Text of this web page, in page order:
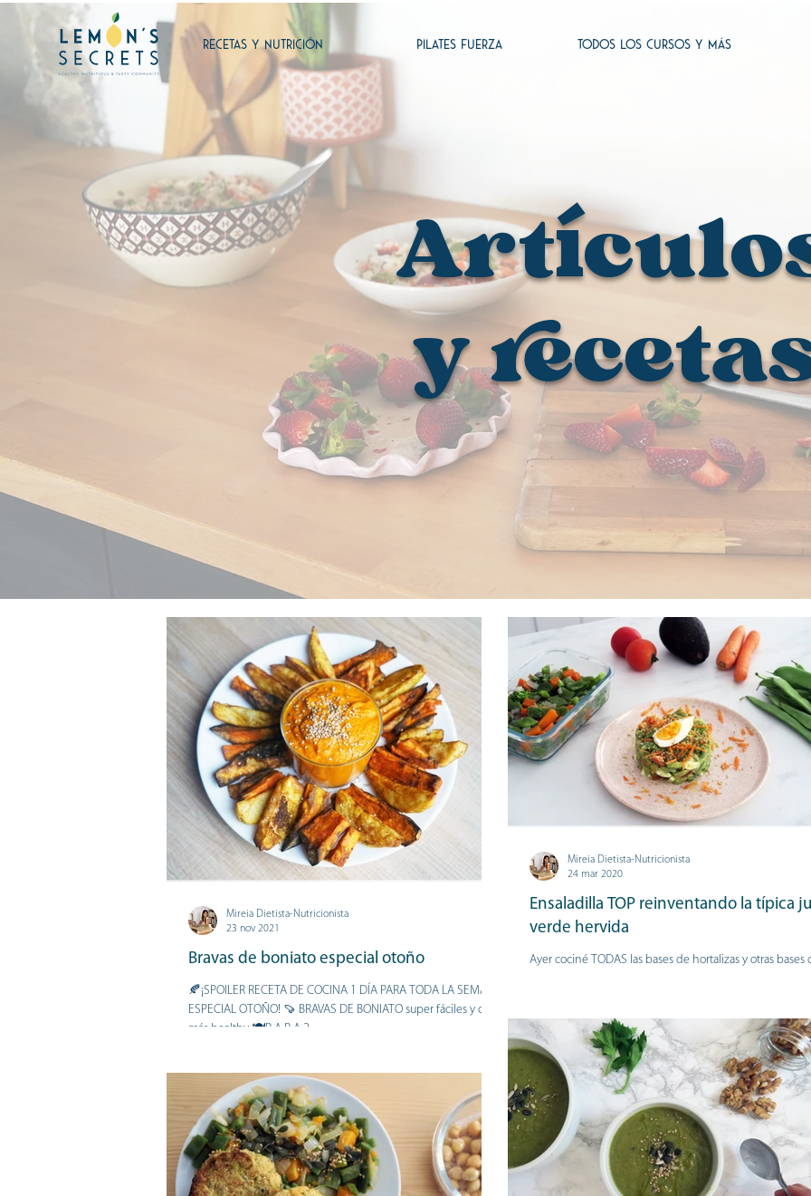
RECETAS Y NUTRICIÓN PILATES FUERZA TODOS LOS CURSOS Y MÁS
Artí
y
Bravas de boniato especial otoño
🍂¡SPOILER RECETA DE COCINA 1 DÍA PARA TODA LA SEMANA
ESPECIAL OTOÑO! 🍠 BRAVAS DE BONIATO super fáciles y de lo
más healthy 🍽P A R A 2...
Mireia Dietista-Nutricionista
23 nov 2021
Ensaladilla TOP reinventando la típica
verde hervida
Ayer cociné TODAS las bases de hortalizas y otras bases
Mireia Dietista-Nutricionista
24 mar 2020